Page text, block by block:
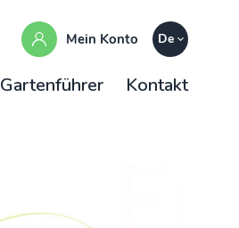
Mein Konto De
Gartenführer Kontakt